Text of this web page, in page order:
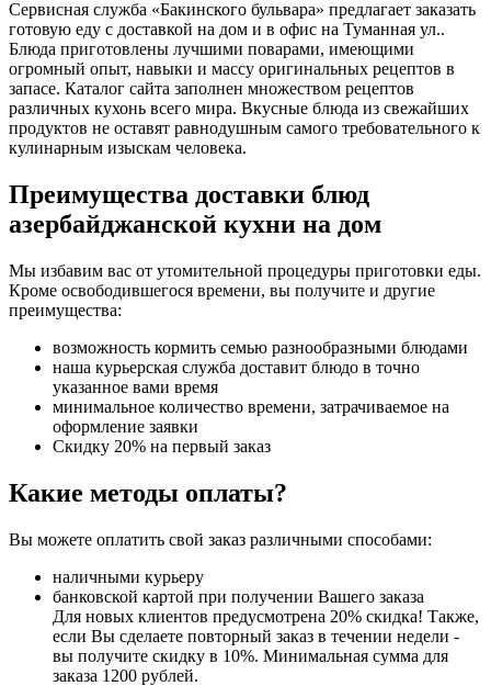
Сервисная служба «Бакинского бульвара» предлагает заказать
готовую еду с доставкой на дом и в офис на Туманная ул..
Блюда приготовлены лучшими поварами, имеющими
огромный опыт, навыки и массу оригинальных рецептов в
запасе. Каталог сайта заполнен множеством рецептов
различных кухонь всего мира. Вкусные блюда из свежайших
продуктов не оставят равнодушным самого требовательного к
кулинарным изыскам человека.
Преимущества доставки блюд
азербайджанской кухни на дом
Мы избавим вас от утомительной процедуры приготовки еды.
Кроме освободившегося времени, вы получите и другие
преимущества:
возможность кормить семью разнообразными блюдами
наша курьерская служба доставит блюдо в точно
указанное вами время
минимальное количество времени, затрачиваемое на
оформление заявки
Скидку 20% на первый заказ
Какие методы оплаты?
Вы можете оплатить свой заказ различными способами:
наличными курьеру
банковской картой при получении Вашего заказа
Для новых клиентов предусмотрена 20% скидка! Также,
если Вы сделаете повторный заказ в течении недели -
вы получите скидку в 10%. Минимальная сумма для
заказа 1200 рублей.